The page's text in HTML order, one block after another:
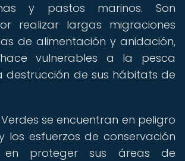
y pastos marinos. Son
realizar largas migraciones
de alimentación y anidación,
vulnerables a la pesca
destrucción de sus hábitats de
se encuentran en peligro
los esfuerzos de conservación
proteger sus áreas de